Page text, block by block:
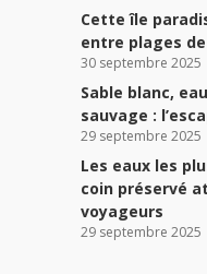
Cette île
entre plages
30 septembre 2025
Sable blanc,
sauvage :
29 septembre 2025
Les eaux les
coin préservé
voyageurs
29 septembre 2025